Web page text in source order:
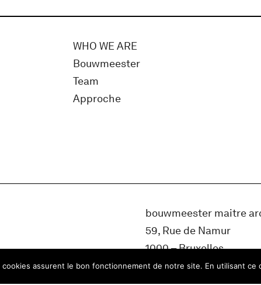
WHO WE ARE
Bouwmeester
Team
Approche
bouwmeester maitre
59, Rue de Namur
1000 – Bruxelles
Belgique
cookies assurent le bon fonctionnement de notre site. En utilisant